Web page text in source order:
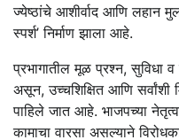
ज्येष्ठांचे आशीर्वाद आणि लहान
स्पर्श’ निर्माण झाला आहे.
प्रभागातील मूळ प्रश्‍न, सुविधा
असून, उच्चशिक्षित आणि सर्वांशी
पाहिले जात आहे. भाजपच्या
कामाचा वारसा असल्याने